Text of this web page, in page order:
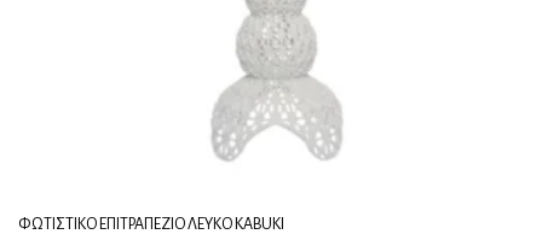
ΦΩΤΙΣΤΙΚΌ ΕΠΙΤΡΑΠΈΖΙΟ ΛΕΥΚΌ KABUKI